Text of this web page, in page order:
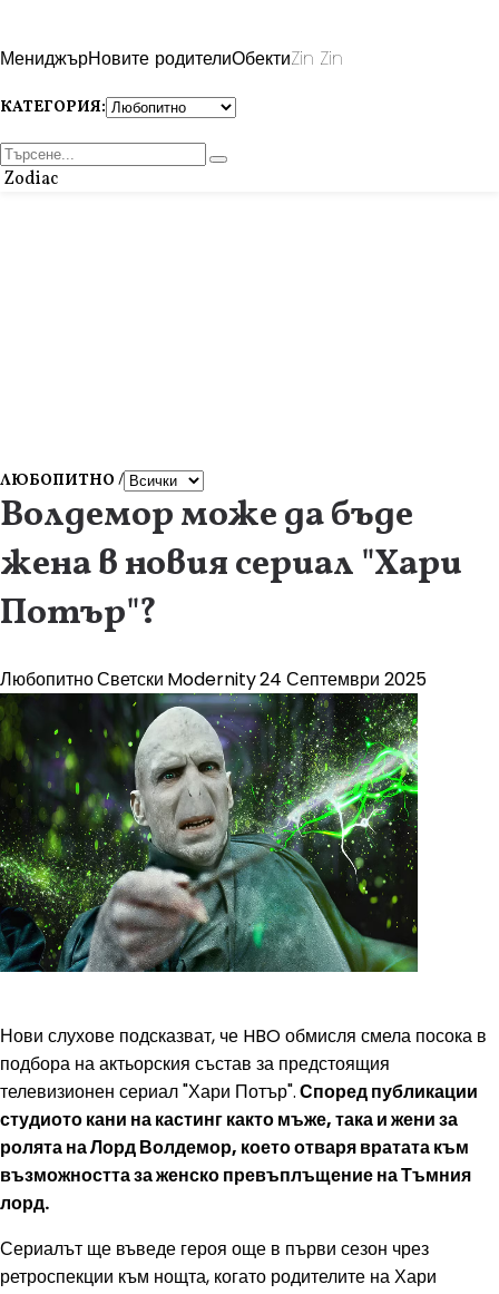
МениджърНовите родителиОбектиZin Zin
КАТЕГОРИЯ:
Zodiac
ЛЮБОПИТНО /
Волдемор може да бъде
жена в новия сериал "Хари
Потър"?
ЛюбопитноСветски Modernity24 Септември 2025
Нови слухове подсказват, че HBO обмисля смела посока в
подбора на актьорския състав за предстоящия
телевизионен сериал "Хари Потър".Според публикации
студиото кани на кастинг както мъже, така и жени за
ролята на Лорд Волдемор, което отваря вратата към
възможността за женско превъплъщение на Тъмния
лорд.
Сериалът ще въведе героя още в първи сезон чрез
ретроспекции към нощта, когато родителите на Хари